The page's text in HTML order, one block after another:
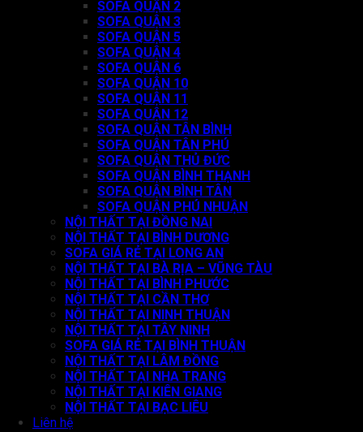
SOFA QUẬN 2
SOFA QUẬN 3
SOFA QUẬN 5
SOFA QUẬN 4
SOFA QUẬN 6
SOFA QUẬN 10
SOFA QUẬN 11
SOFA QUẬN 12
SOFA QUẬN TÂN BÌNH
SOFA QUẬN TÂN PHÚ
SOFA QUẬN THỦ ĐỨC
SOFA QUẬN BÌNH THẠNH
SOFA QUẬN BÌNH TÂN
SOFA QUẬN PHÚ NHUẬN
NỘI THẤT TẠI ĐỒNG NAI
NỘI THẤT TẠI BÌNH DƯƠNG
SOFA GIÁ RẺ TẠI LONG AN
NỘI THẤT TẠI BÀ RỊA – VŨNG TÀU
NỘI THẤT TẠI BÌNH PHƯỚC
NỘI THẤT TẠI CẦN THƠ
NỘI THẤT TẠI NINH THUẬN
NỘI THẤT TẠI TÂY NINH
SOFA GIÁ RẺ TẠI BÌNH THUẬN
NỘI THẤT TẠI LÂM ĐỒNG
NỘI THẤT TẠI NHA TRANG
NỘI THẤT TẠI KIÊN GIANG
NỘI THẤT TẠI BẠC LIÊU
Liên hệ